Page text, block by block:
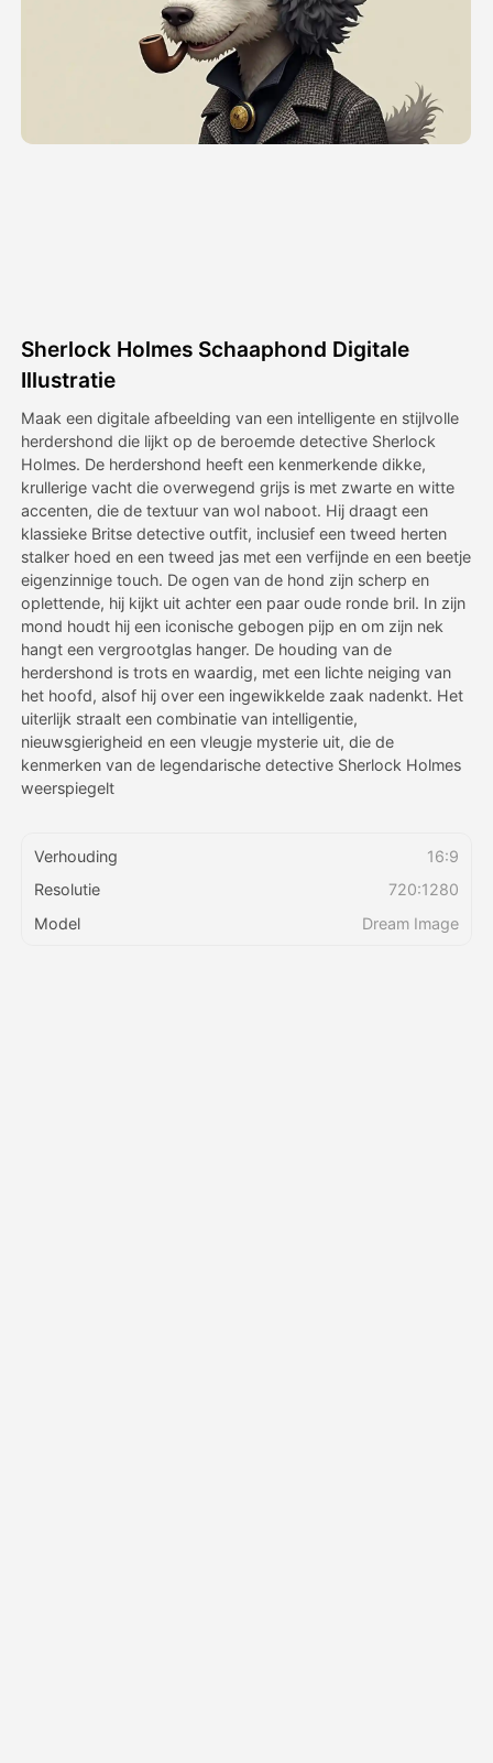
Avatar Video
Galerij
Blog
Prijzen
API
Sherlock Holmes Schaaphond Digitale
Illustratie
Maak een digitale afbeelding van een intelligente en stijlvolle
herdershond die lijkt op de beroemde detective Sherlock
Holmes. De herdershond heeft een kenmerkende dikke,
krullerige vacht die overwegend grijs is met zwarte en witte
accenten, die de textuur van wol naboot. Hij draagt een
klassieke Britse detective outfit, inclusief een tweed herten
stalker hoed en een tweed jas met een verfijnde en een beetje
eigenzinnige touch. De ogen van de hond zijn scherp en
oplettende, hij kijkt uit achter een paar oude ronde bril. In zijn
mond houdt hij een iconische gebogen pijp en om zijn nek
hangt een vergrootglas hanger. De houding van de
herdershond is trots en waardig, met een lichte neiging van
het hoofd, alsof hij over een ingewikkelde zaak nadenkt. Het
uiterlijk straalt een combinatie van intelligentie,
nieuwsgierigheid en een vleugje mysterie uit, die de
kenmerken van de legendarische detective Sherlock Holmes
weerspiegelt
Verhouding
16:9
Resolutie
720:1280
Model
Dream Image